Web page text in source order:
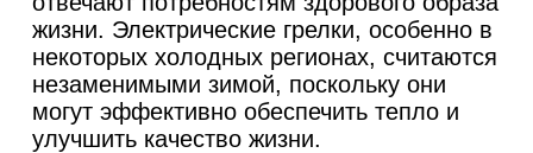
жизни. Электрические грелки, особенно в
некоторых холодных регионах, считаются
незаменимыми зимой, поскольку они
могут эффективно обеспечить тепло и
улучшить качество жизни.